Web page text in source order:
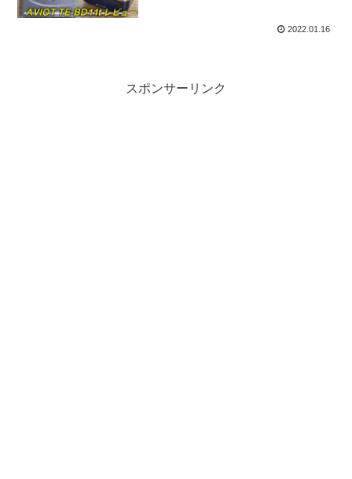
2022.01.16
スポンサーリンク